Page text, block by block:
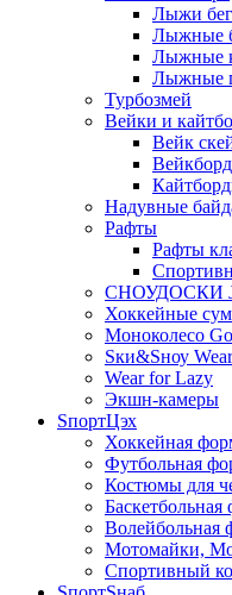
Лыжи
Лыжные
Лыжные
Лыжные
Турбозмей
Вейки и
Вейк
Надувные
Рафты
Рафты
СНОУДОСКИ
Хоккейные
Моноколесо
Sки&Sноу Wear
Wear for Lazy
Экшн-камеры
SпортЦэх
Хоккейная
Футбольная
Костюмы для
Баскетбольная
Волейбольная
Мотомайки,
Спортивный